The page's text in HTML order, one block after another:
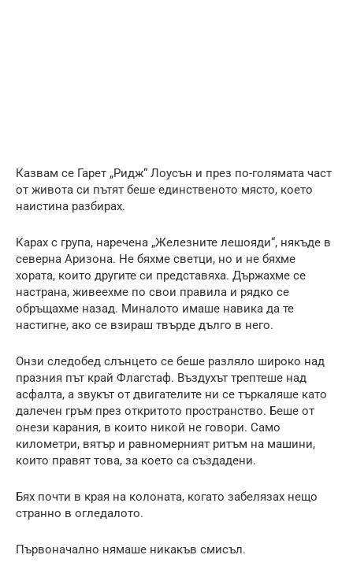
Казвам се Гарет „Ридж“ Лоусън и през по-голямата част
от живота си пътят беше единственото място, което
наистина разбирах.
Карах с група, наречена „Железните лешояди“, някъде в
северна Аризона. Не бяхме светци, но и не бяхме
хората, които другите си представяха. Държахме се
настрана, живеехме по свои правила и рядко се
обръщахме назад. Миналото имаше навика да те
настигне, ако се взираш твърде дълго в него.
Онзи следобед слънцето се беше разляло широко над
празния път край Флагстаф. Въздухът трептеше над
асфалта, а звукът от двигателите ни се търкаляше като
далечен гръм през откритото пространство. Беше от
онези карания, в които никой не говори. Само
километри, вятър и равномерният ритъм на машини,
които правят това, за което са създадени.
Бях почти в края на колоната, когато забелязах нещо
странно в огледалото.
Първоначално нямаше никакъв смисъл.